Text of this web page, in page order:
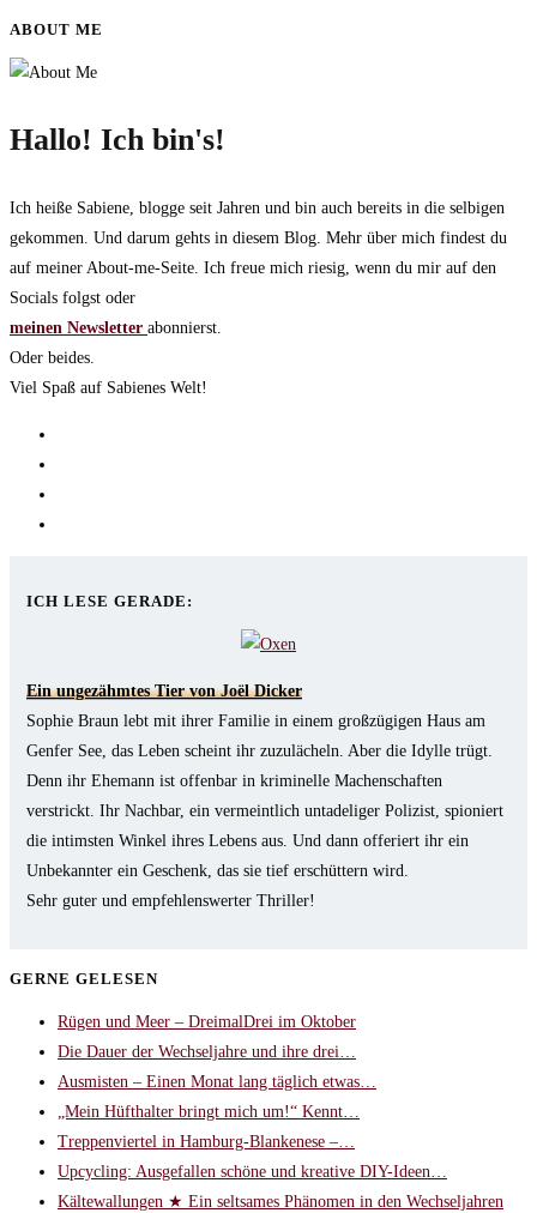
Weltmeere
ABOUT ME
Hallo! Ich bin's!
Ich heiße Sabiene, blogge seit Jahren und bin auch bereits in die selbigen
gekommen. Und darum gehts in diesem Blog. Mehr über mich findest du
auf meiner About-me-Seite. Ich freue mich riesig, wenn du mir auf den
Socials folgst oder
meinen Newsletter abonnierst.
Oder beides.
Viel Spaß auf Sabienes Welt!
ICH LESE GERADE:
Ein ungezähmtes Tier von Joël Dicker
Sophie Braun lebt mit ihrer Familie in einem großzügigen Haus am
Genfer See, das Leben scheint ihr zuzulächeln. Aber die Idylle trügt.
Denn ihr Ehemann ist offenbar in kriminelle Machenschaften
verstrickt. Ihr Nachbar, ein vermeintlich untadeliger Polizist, spioniert
die intimsten Winkel ihres Lebens aus. Und dann offeriert ihr ein
Unbekannter ein Geschenk, das sie tief erschüttern wird.
Sehr guter und empfehlenswerter Thriller!
GERNE GELESEN
Rügen und Meer – DreimalDrei im Oktober
Die Dauer der Wechseljahre und ihre drei…
Ausmisten – Einen Monat lang täglich etwas…
„Mein Hüfthalter bringt mich um!“ Kennt…
Treppenviertel in Hamburg-Blankenese –…
Upcycling: Ausgefallen schöne und kreative DIY-Ideen…
Kältewallungen ★ Ein seltsames Phänomen in den Wechseljahren